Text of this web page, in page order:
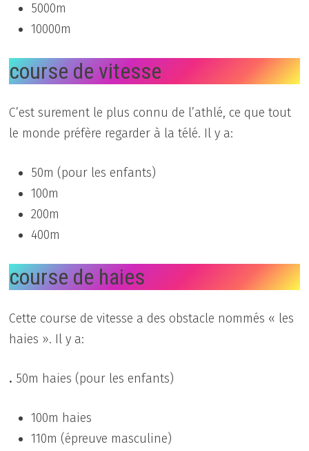
5000m
10000m
course de vitesse
C’est surement le plus connu de l’athlé, ce que tout
le monde préfère regarder à la télé. Il y a:
50m (pour les enfants)
100m
200m
400m
course de haies
Cette course de vitesse a des obstacle nommés « les
haies ». Il y a:
. 50m haies (pour les enfants)
100m haies
110m (épreuve masculine)